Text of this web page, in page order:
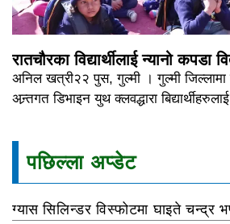
रातचौरका विद्यार्थीलाई न्यानो कपडा
अनिल खत्री२२ पुस, गुल्मी । गुल्मी जिल्लामा
अन्र्तगत डिभाइन युथ क्लवद्धारा बिद्यार्थीहरुलाई
पछिल्ला अप्डेट
ग्यास सिलिन्डर विस्फोटमा घाइते चन्द्र